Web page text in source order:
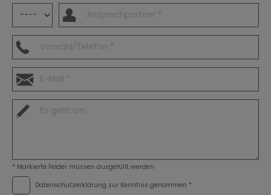
* Markierte Felder müssen ausgefüllt werden
Datenschutzerklärung zur Kenntnis genommen *